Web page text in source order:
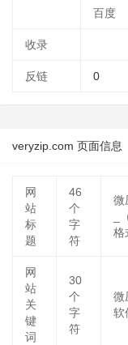
百度
收录
反链 0
veryzip.com 页面信息
网
站
标
题
46
个
字
符
微
_
格
网
站
关
键
词
30
个
字
符
微
软